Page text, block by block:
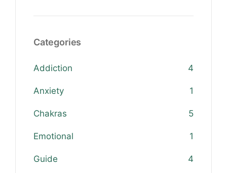
Categories
Addiction 4
Anxiety 1
Chakras 5
Emotional 1
Guide 4